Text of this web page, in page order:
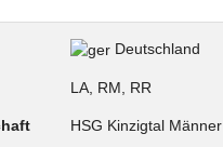
Deutschland
LA, RM, RR
HSG Kinzigtal Männer